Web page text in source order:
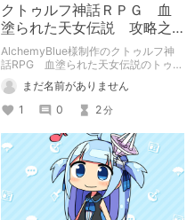
クトゥルフ神話ＲＰＧ 血
塗られた天女伝説 攻略之
巻 真之巻・壱
AlchemyBlue様制作のクトゥルフ神
話RPG 血塗られた天女伝説のトゥル
まだ名前がありません
1
0 2分